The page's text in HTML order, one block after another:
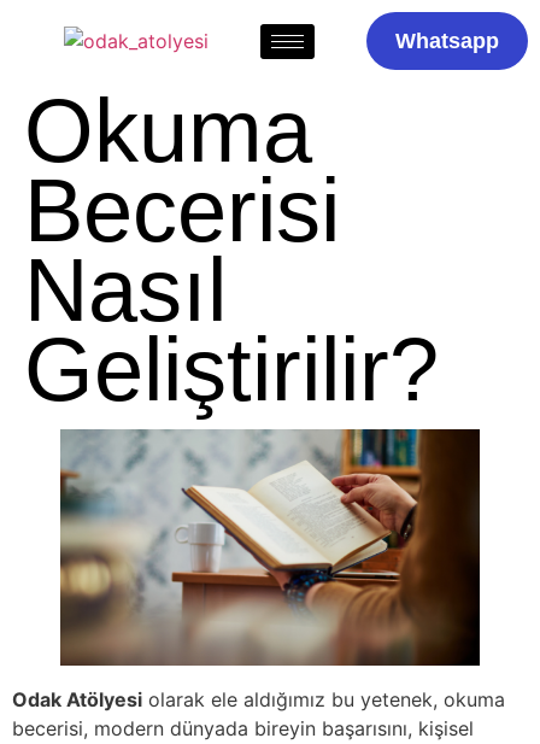
Whatsapp
Okuma
Becerisi
Nasıl
Geliştirilir?
Odak Atölyesi olarak ele aldığımız bu yetenek, okuma
becerisi, modern dünyada bireyin başarısını, kişisel